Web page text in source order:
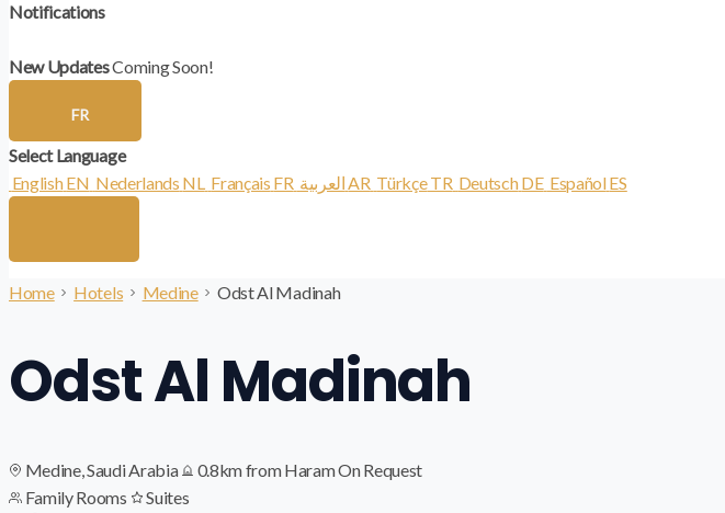
Notifications
New UpdatesComing Soon!
FR
Select Language
EnglishEN Nederlands NL Français FR العربيةAR TürkçeTR DeutschDE EspañolES
Home Hotels Medine Odst Al Madinah
Odst Al Madinah
Medine, Saudi Arabia 0.8km from HaramOn Request
Family Rooms
Suites